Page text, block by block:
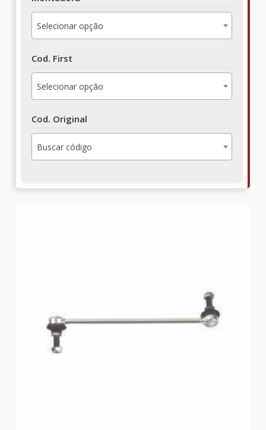
Selecionar opção
Cod. First
Selecionar opção
Cod. Original
Buscar código